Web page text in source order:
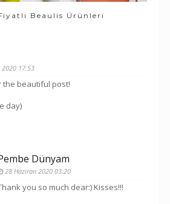
Beaulis Ürünleri
2020 17:53
the beautiful post!
day)
Dünyam
28 Haziran 2020 03:20
you so much dear:) Kisses!!!